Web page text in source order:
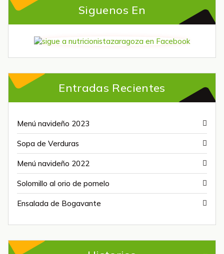
Siguenos En
Entradas Recientes
Menú navideño 2023
Sopa de Verduras
Menú navideño 2022
Solomillo al orio de pomelo
Ensalada de Bogavante